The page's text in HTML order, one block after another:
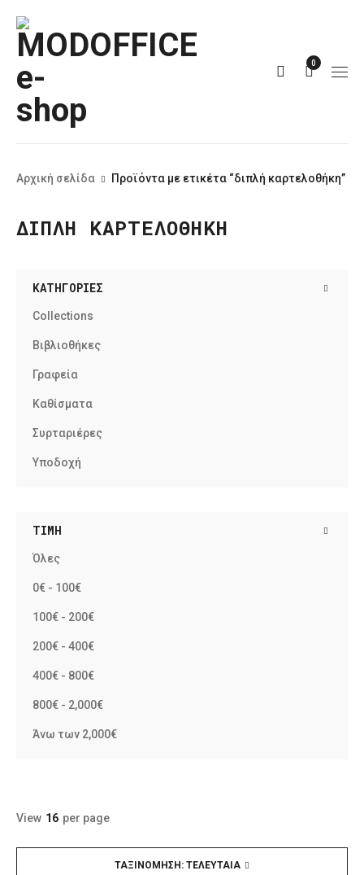
0
Αρχική σελίδα Προϊόντα με ετικέτα “διπλή καρτελοθήκη”
ΔΙΠΛΉ ΚΑΡΤΕΛΟΘΉΚΗ
ΚΑΤΗΓΟΡΊΕΣ
Collections
Βιβλιοθήκες
Γραφεία
Καθίσματα
Συρταριέρες
Υποδοχή
ΤΙΜΉ
Όλες
0€ - 100€
100€ - 200€
200€ - 400€
400€ - 800€
800€ - 2,000€
Άνω των 2,000€
ΤΑΞΙΝΌΜΗΣΗ: ΤΕΛΕΥΤΑΊΑ
View 16 per page